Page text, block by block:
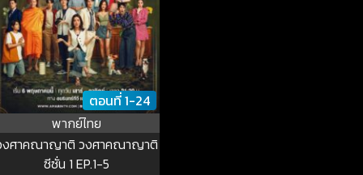
ตอนที่ 1-24
พากย์ไทย
งศาคณาญาติ วงศาคณาญาติ
ซีซั่น 1 EP.1-5